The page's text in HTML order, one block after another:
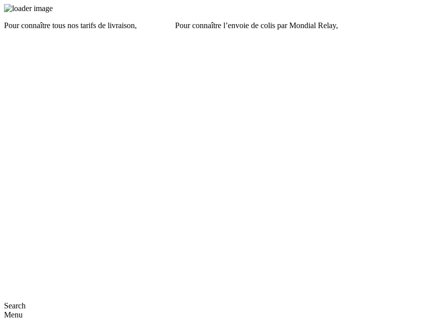
Pour connaître tous nos tarifs de livraison, Pour connaître l’envoie de colis par Mondial Relay,
Search
Menu